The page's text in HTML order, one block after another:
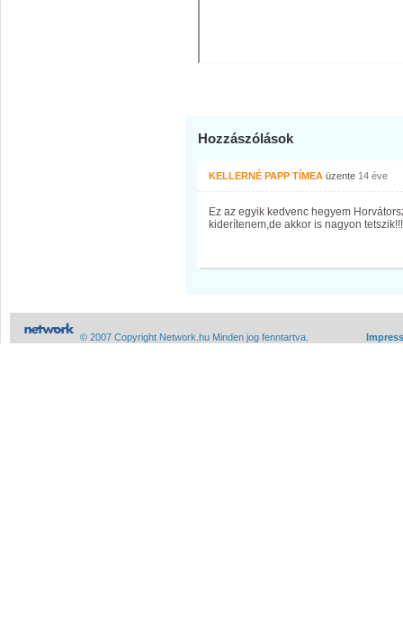
Hozzászólások
KELLERNÉ PAPP TÍMEA üzente 14 éve
Ez az egyik kedvenc hegyem
kiderítenem,de akkor is nagyon
© 2007 Copyright Network.hu Minden jog fenntartva.